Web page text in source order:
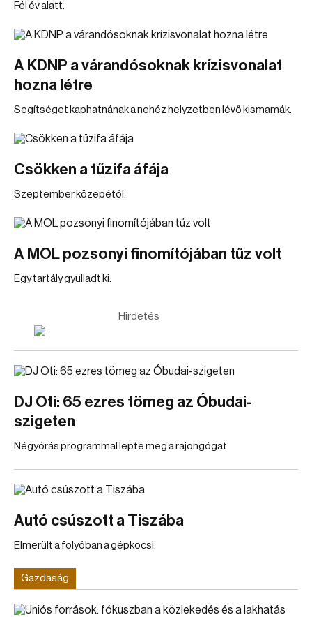
Fél év alatt.
A KDNP a várandósoknak krízisvonalat
hozna létre
Segítséget kaphatnának a nehéz helyzetben lévő kismamák.
Csökken a tűzifa áfája
Szeptember közepétől.
A MOL pozsonyi finomítójában tűz volt
Egy tartály gyulladt ki.
Hirdetés
DJ Oti: 65 ezres tömeg az Óbudai-
szigeten
Négyórás programmal lepte meg a rajongógat.
Autó csúszott a Tiszába
Elmerült a folyóban a gépkocsi.
Gazdaság